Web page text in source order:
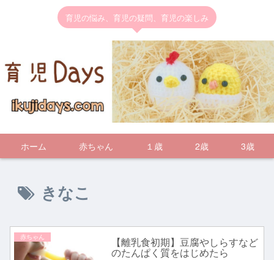
育児の悩み、育児の疑問、育児の楽しみ
ホーム 赤ちゃん １歳 2歳 3歳
きなこ
赤ちゃん 【離乳食初期】豆腐やしらすなど
のたんぱく質をはじめたら